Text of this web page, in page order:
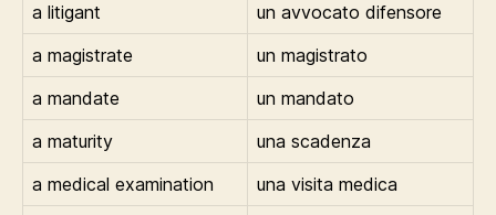
a litigant
un avvocato difensore
a magistrate
un magistrato
a mandate
un mandato
a maturity
una scadenza
a medical examination
una visita medica